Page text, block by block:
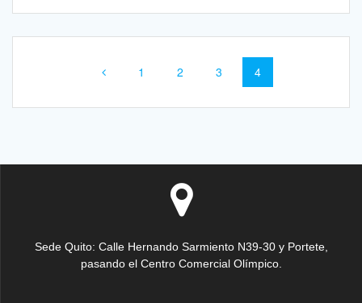
Página
1 Página
2 Página
3 Página
4
Sede Quito: Calle Hernando Sarmiento N39-30 y Portete,
pasando el Centro Comercial Olímpico.